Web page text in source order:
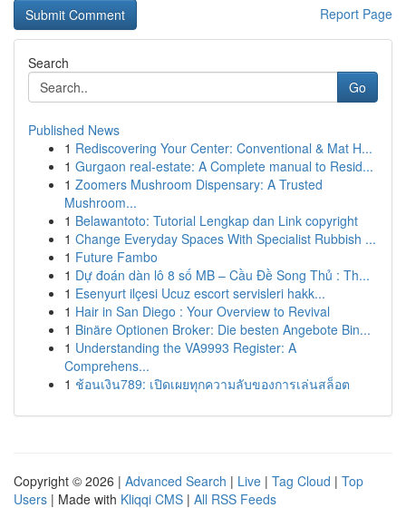
Report Page
Search
Go
Published News
1 Rediscovering Your Center: Conventional & Mat H...
1 Gurgaon real-estate: A Complete manual to Resid...
1 Zoomers Mushroom Dispensary: A Trusted
Mushroom...
1 Belawantoto: Tutorial Lengkap dan Link copyright
1 Change Everyday Spaces With Specialist Rubbish ...
1 Future Fambo
1 Dự đoán dàn lô 8 số MB – Cầu Đề Song Thủ : Th...
1 Esenyurt ilçesi Ucuz escort servisleri hakk...
1 Hair in San Diego : Your Overview to Revival
1 Binäre Optionen Broker: Die besten Angebote Bin...
1 Understanding the VA9993 Register: A
Comprehens...
1 ช้อนเงิน789: เปิดเผยทุกความลับของการเล่นสล็อต
Copyright © 2026 | Advanced Search | Live | Tag Cloud | Top
Users | Made with Kliqqi CMS | All RSS Feeds